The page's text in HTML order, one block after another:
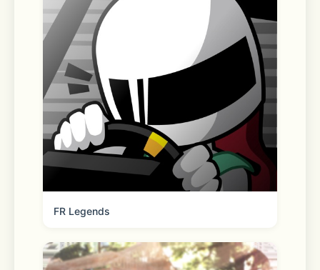
love:
Store maps
Find it faster. Quickly locate your
faves with easy-to-use features
Real-time order tracking
FR Legends